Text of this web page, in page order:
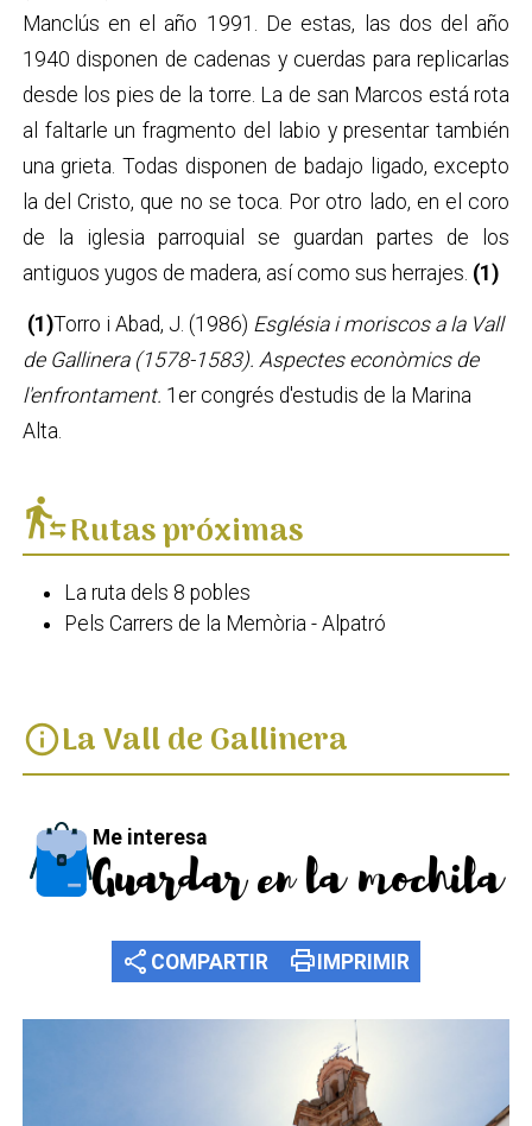
Manclús en el año 1991. De estas, las dos del año
1940 disponen de cadenas y cuerdas para replicarlas
desde los pies de la torre. La de san Marcos está rota
al faltarle un fragmento del labio y presentar también
una grieta. Todas disponen de badajo ligado, excepto
la del Cristo, que no se toca. Por otro lado, en el coro
de la iglesia parroquial se guardan partes de los
antiguos yugos de madera, así como sus herrajes. (1)
(1)Torro i Abad, J. (1986) Església i moriscos a la Vall
de Gallinera (1578-1583). Aspectes econòmics de
l'enfrontament. 1er congrés d'estudis de la Marina
Alta.
transfer_within_a_stationRutas próximas
La ruta dels 8 pobles
Pels Carrers de la Memòria - Alpatró
infoLa Vall de Gallinera
Me interesa
Guardar en la mochila
share COMPARTIR printIMPRIMIR